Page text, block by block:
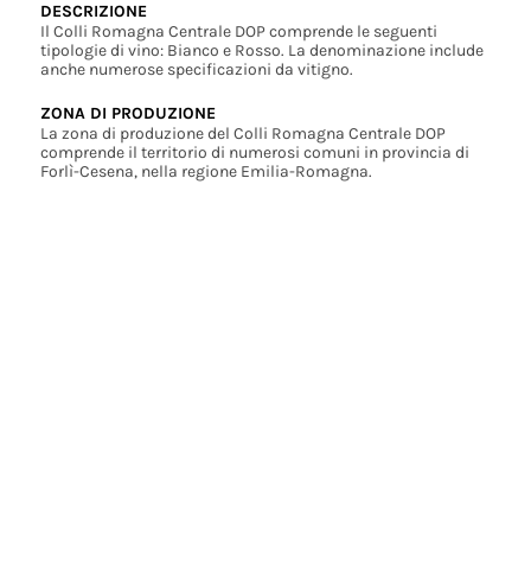
DESCRIZIONE
Il Colli Romagna Centrale DOP comprende le seguenti
tipologie di vino: Bianco e Rosso. La denominazione include
anche numerose specificazioni da vitigno.
ZONA DI PRODUZIONE
La zona di produzione del Colli Romagna Centrale DOP
comprende il territorio di numerosi comuni in provincia di
Forlì-Cesena, nella regione Emilia-Romagna.